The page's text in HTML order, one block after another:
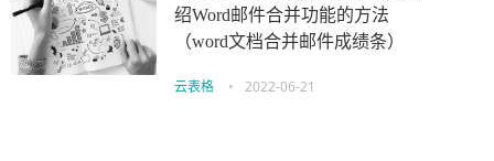
绍Word邮件合并功能的方法
（word文档合并邮件成绩条）
云表格 • 2022-06-21